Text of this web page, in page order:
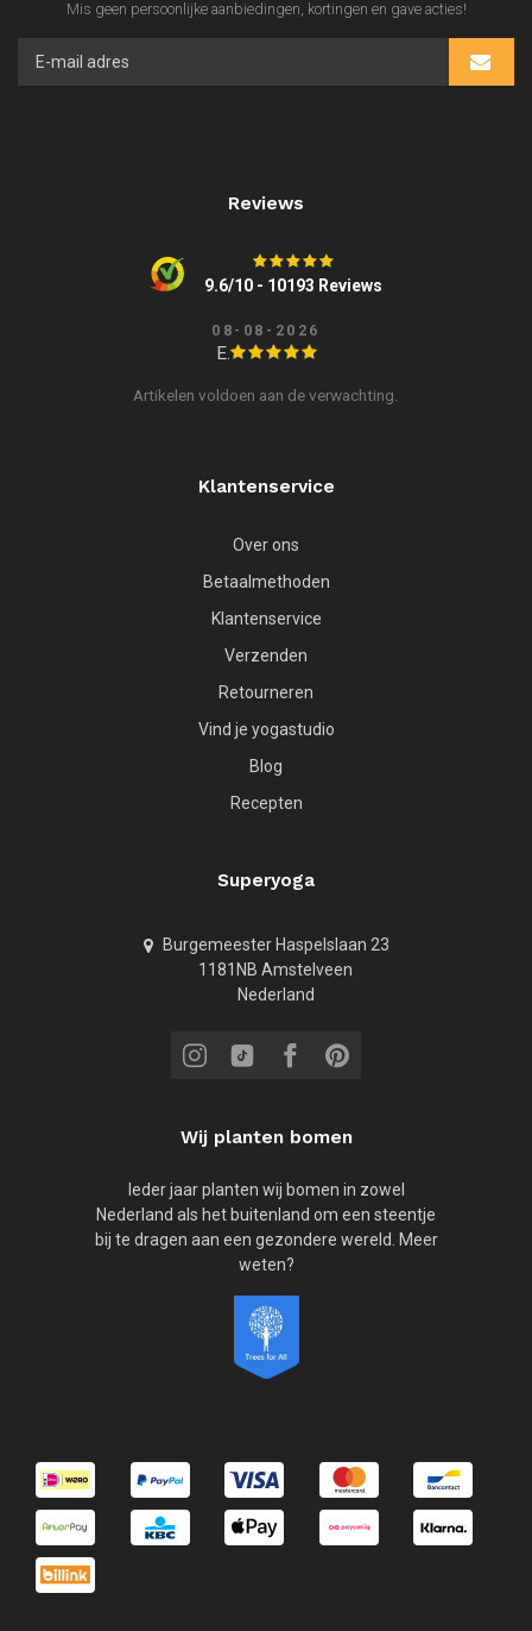
Mis geen persoonlijke aanbiedingen, kortingen en gave acties!
Reviews
9.6/10 - 10193 Reviews
08-08-2026
E.
Artikelen voldoen aan de verwachting.
Klantenservice
Over ons
Betaalmethoden
Klantenservice
Verzenden
Retourneren
Vind je yogastudio
Blog
Recepten
Superyoga
Burgemeester Haspelslaan 23
1181NB Amstelveen
Nederland
Wij planten bomen
Ieder jaar planten wij bomen in zowel
Nederland als het buitenland om een steentje
bij te dragen aan een gezondere wereld. Meer
weten?